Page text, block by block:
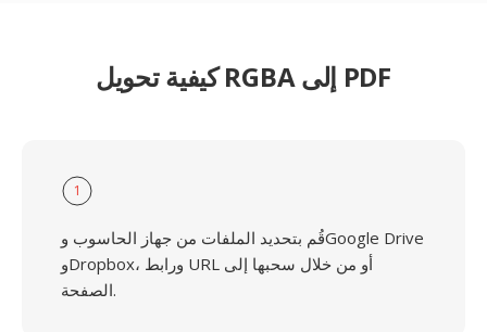
كيفية تحويل RGBA إلى PDF
1
قُم بتحديد الملفات من جهاز الحاسوب وGoogle Drive
وDropbox، ورابط URL أو من خلال سحبها إلى
الصفحة.